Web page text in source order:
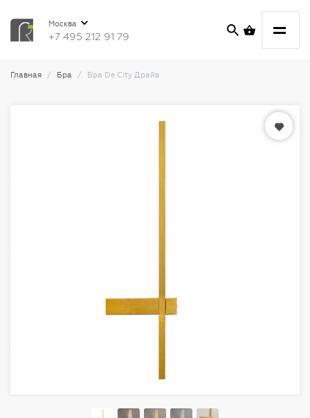
Москва
+7 495 212 91 79
Главная Бра Бра De City Драйв